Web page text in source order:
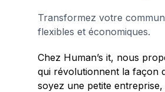
Transformez votre
flexibles et économiques.
Chez Human’s it, nous
qui révolutionnent la façon
soyez une petite